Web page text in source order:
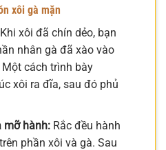
xôi gà mặn
xôi đã chín dẻo, bạn
nhân gà đã xào vào
cách trình bày
xôi ra đĩa, sau đó phủ
mỡ hành:Rắc đều hành
phần xôi và gà. Sau